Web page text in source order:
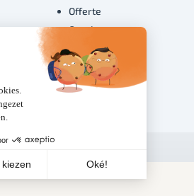
Offerte
Overige
Volg ons